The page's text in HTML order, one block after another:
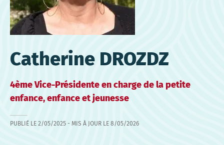
Catherine DROZDZ
4ème Vice-Présidente en charge de la petite
enfance, enfance et jeunesse
PUBLIÉ LE 2/05/2025 - MIS À JOUR LE 8/05/2026